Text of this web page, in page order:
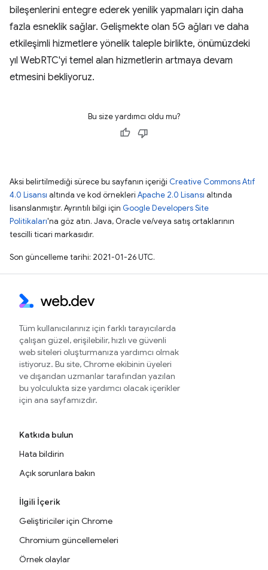
bileşenlerini entegre ederek yenilik yapmaları için daha
fazla esneklik sağlar. Gelişmekte olan 5G ağları ve daha
etkileşimli hizmetlere yönelik taleple birlikte, önümüzdeki
yıl WebRTC'yi temel alan hizmetlerin artmaya devam
etmesini bekliyoruz.
Bu size yardımcı oldu mu?
Aksi belirtilmediği sürece bu sayfanın içeriği Creative Commons Atıf
4.0 Lisansı altında ve kod örnekleri Apache 2.0 Lisansı altında
lisanslanmıştır. Ayrıntılı bilgi için Google Developers Site
Politikaları'na göz atın. Java, Oracle ve/veya satış ortaklarının
tescilli ticari markasıdır.
Son güncelleme tarihi: 2021-01-26 UTC.
Tüm kullanıcılarınız için farklı tarayıcılarda
çalışan güzel, erişilebilir, hızlı ve güvenli
web siteleri oluşturmanıza yardımcı olmak
istiyoruz. Bu site, Chrome ekibinin üyeleri
ve dışarıdan uzmanlar tarafından yazılan
bu yolculukta size yardımcı olacak içerikler
için ana sayfamızdır.
Katkıda bulun
Hata bildirin
Açık sorunlara bakın
İlgili İçerik
Geliştiriciler için Chrome
Chromium güncellemeleri
Örnek olaylar